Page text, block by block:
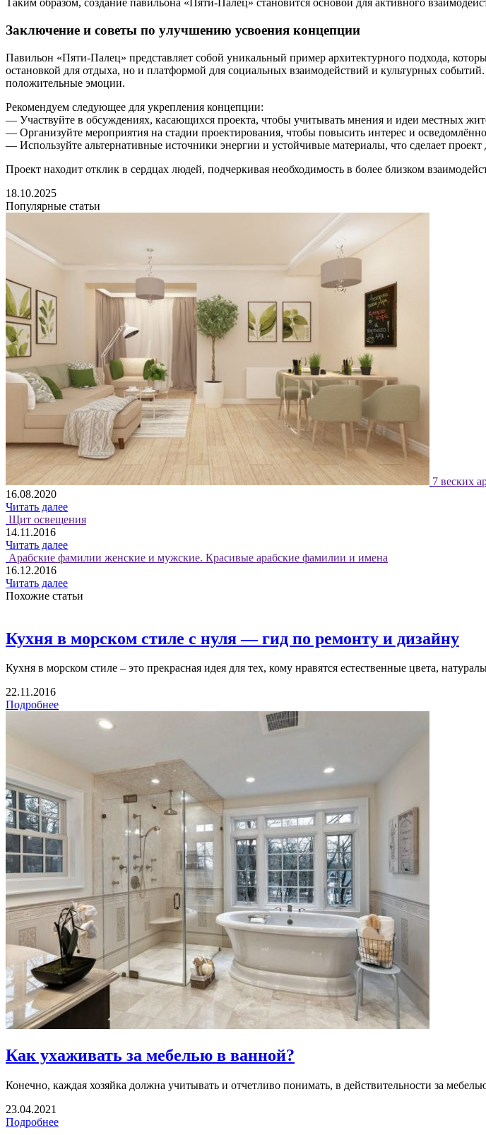
Таким образом, создание павильона «Пяти-Палец» становится основой для активного
Заключение и советы по улучшению усвоения концепции
Павильон «Пяти-Палец» представляет собой уникальный пример архитектурного подхода,
остановкой для отдыха, но и платформой для социальных взаимодействий и культурных
положительные эмоции.
Рекомендуем следующее для укрепления концепции:
— Участвуйте в обсуждениях, касающихся проекта, чтобы учитывать мнения и идеи местных
— Организуйте мероприятия на стадии проектирования, чтобы повысить интерес и
— Используйте альтернативные источники энергии и устойчивые материалы, что сделает
Проект находит отклик в сердцах людей, подчеркивая необходимость в более близком
18.10.2025
Популярные статьи
7 веских
16.08.2020
Читать далее
Щит освещения
14.11.2016
Читать далее
Арабские фамилии женские и мужские. Красивые арабские фамилии и имена
16.12.2016
Читать далее
Похожие статьи
Кухня в морском стиле с нуля — гид по ремонту и дизайну
Кухня в морском стиле – это прекрасная идея для тех, кому нравятся естественные цвета,
22.11.2016
Подробнее
Как ухаживать за мебелью в ванной?
Конечно, каждая хозяйка должна учитывать и отчетливо понимать, в действительности за
23.04.2021
Подробнее